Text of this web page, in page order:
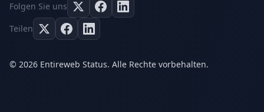
Folgen Sie uns
Teilen
© 2026 Entireweb Status. Alle Rechte vorbehalten.